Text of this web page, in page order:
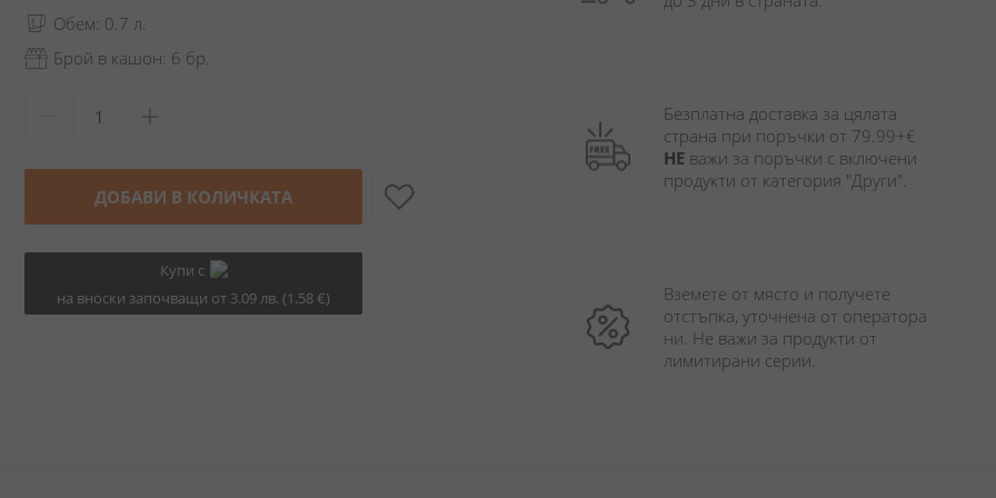
Обем: 0.7 л.
Брой в кашон: 6 бр.
ДОБАВИ В КОЛИЧКАТА
Купи с
на вноски започващи от 3.09 лв. (1.58 €)
Безплатна доставка за цялата
НЕ важи за поръчки с включени
продукти от категория "Други".
Вземете от място и получете
отстъпка, уточнена от оператора
ни. Не важи за продукти от
лимитирани серии.